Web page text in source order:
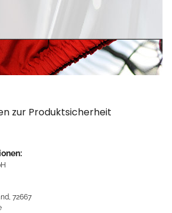
zur Produktsicherheit
72667